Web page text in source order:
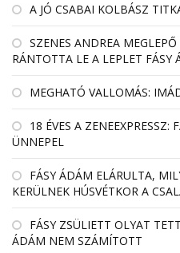
A JÓ CSABAI KOLBÁSZ
SZENES ANDREA
RÁNTOTTA LE A LEPLET FÁSY
MEGHATÓ VALLOMÁS:
18 ÉVES A ZENEEXPRESSZ:
ÜNNEPEL
FÁSY ÁDÁM ELÁRULTA,
KERÜLNEK HÚSVÉTKOR A
FÁSY ZSÜLIETT OLYAT
ÁDÁM NEM SZÁMÍTOTT